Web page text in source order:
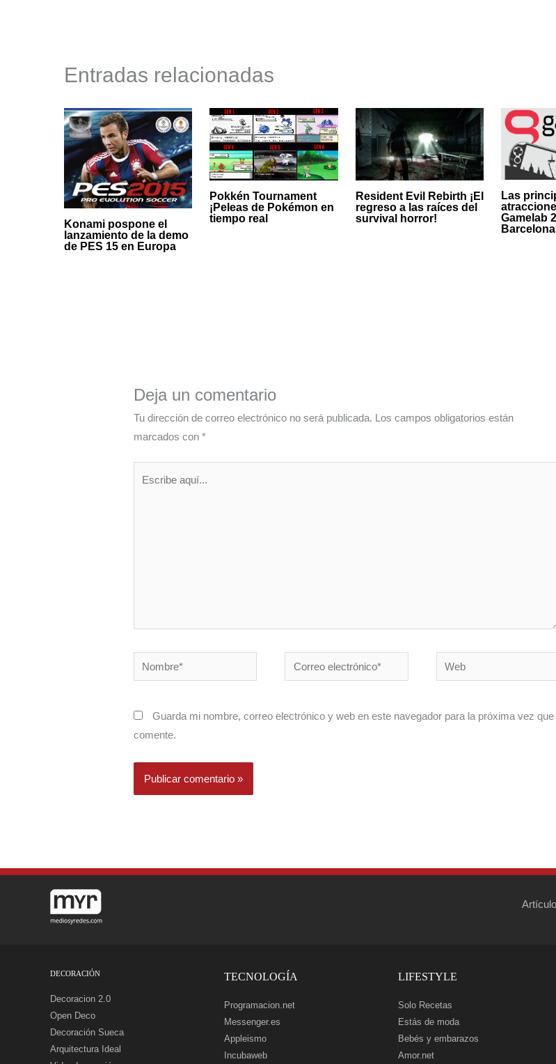
Entradas relacionadas
Konami pospone el
lanzamiento de la demo
de PES 15 en Europa
Pokkén Tournament
¡Peleas de Pokémon en
tiempo real
Resident Evil Rebirth ¡El
regreso a las raíces del
survival horror!
Las
Gamelab
Barcelona
Deja un comentario
Tu dirección de correo electrónico no será publicada. Los campos obligatorios están
marcados con*
Nombre*
Correo
electrónico*
Web
Guarda mi nombre, correo electrónico y web en este navegador para la próxima vez que
comente.
DECORACIÓN
Decoracion 2.0
Open Deco
Decoración Sueca
Arquitectura Ideal
TECNOLOGÍA
Programacion.net
Messenger.es
Appleismo
Incubaweb
LIFESTYLE
Solo Recetas
Estás de moda
Bebés y embarazos
Amor.net